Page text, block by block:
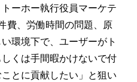
ーホー執行役員マーケテ
費、労働時間の問題、原
環境下で、ユーザーがト
くは手間暇かけないで付
とに貢献したい」と狙い